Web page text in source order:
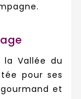
Vallée du
pour ses
et